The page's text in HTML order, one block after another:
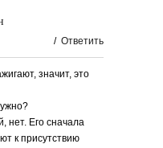
/ Ответить
значит, это
нет. Его сначала
к присутствию